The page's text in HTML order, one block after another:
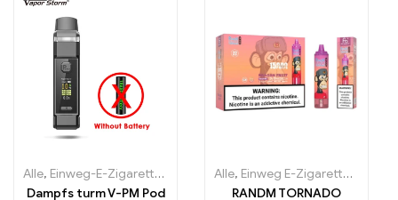
Alle, Einweg-E-Zigaretten Litauen ,Einweg-E-Zigaretten
Dampfs turm V-PM Pod
Alle, Einweg E-Zigaretten
RANDM TORNADO